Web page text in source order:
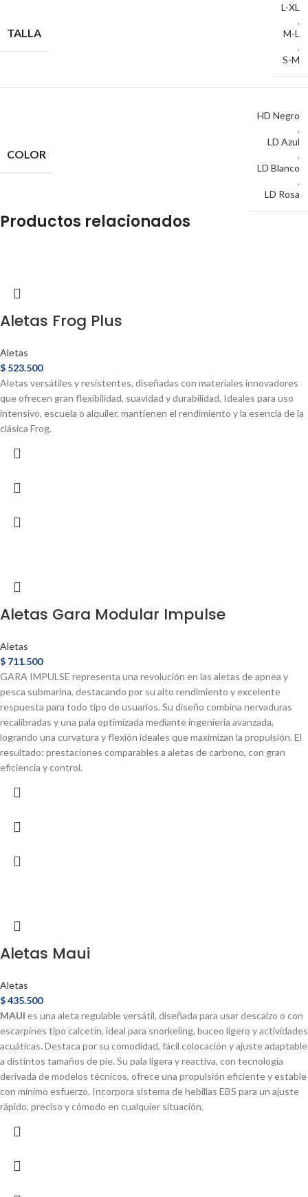
TALLA
L-XL
,
M-L
,
S-M
COLOR
HD Negro
,
LD Azul
,
LD Blanco
,
LD Rosa
Productos relacionados
Aletas Frog Plus
Aletas
$ 523.500
Aletas versátiles y resistentes, diseñadas con materiales innovadores
que ofrecen gran flexibilidad, suavidad y durabilidad. Ideales para uso
intensivo, escuela o alquiler, mantienen el rendimiento y la esencia de la
clásica Frog.
Aletas Gara Modular Impulse
Aletas
$ 711.500
GARA IMPULSE representa una revolución en las aletas de apnea y
pesca submarina, destacando por su alto rendimiento y excelente
respuesta para todo tipo de usuarios. Su diseño combina nervaduras
recalibradas y una pala optimizada mediante ingeniería avanzada,
logrando una curvatura y flexión ideales que maximizan la propulsión. El
resultado: prestaciones comparables a aletas de carbono, con gran
eficiencia y control.
Aletas Maui
Aletas
$435.500
MAUI es una aleta regulable versátil, diseñada para usar descalzo o con
escarpines tipo calcetín, ideal para snorkeling, buceo ligero y actividades
acuáticas. Destaca por su comodidad, fácil colocación y ajuste adaptable
a distintos tamaños de pie. Su pala ligera y reactiva, con tecnología
derivada de modelos técnicos, ofrece una propulsión eficiente y estable
con mínimo esfuerzo. Incorpora sistema de hebillas EBS para un ajuste
rápido, preciso y cómodo en cualquier situación.